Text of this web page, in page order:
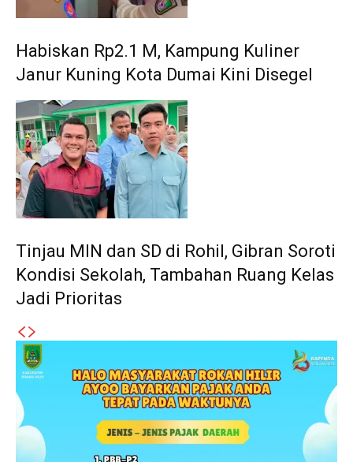
Habiskan Rp2.1 M, Kampung Kuliner
Janur Kuning Kota Dumai Kini Disegel
Tinjau MIN dan SD di Rohil, Gibran Soroti
Kondisi Sekolah, Tambahan Ruang Kelas
Jadi Prioritas